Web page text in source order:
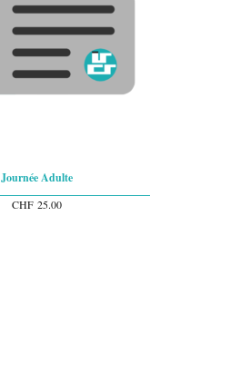
Journée Adulte
CHF25.00